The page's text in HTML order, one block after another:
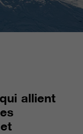
allient